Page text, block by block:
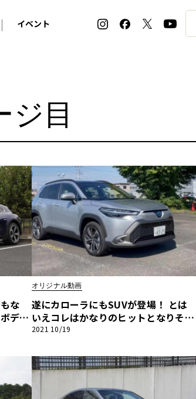
ー
タハム
ジャガー
タス
マクラーレン
ガン
ロールス・ロイス
デラック
シボレー
ラ
ヒョンデ
スズキ
タログ
イベント
EV:LIFE KOBE 2025
目
な
ディ
ク
オリジナル動画
遂にカローラにもSUVが登場！ とは
いえコレはかなりのヒットとなりそう
だ「トヨタ カローラクロス」【河口
2021 10/19